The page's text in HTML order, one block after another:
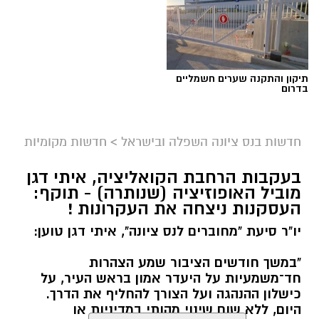
תיקון והתקנה שערים חשמליים
בדרום
חדשות בנס ציונה השפלה ובישראל > חדשות מקומיות
בעקבות הרחבת הקואליציה, איתי דגן
מוביל האופוזיציה (שנותרה) - תוקף:
העסקנות ניצחה את העקרונות !
יו"ר סיעת "מחוברים לנס ציונה", איתי דגן טוען:
"במשך חודשים הציבור שמע הצהרות
חד־משמעיות על היעדר אמון בראש העיר, על
כישלון ההנהגה ועל הצורך להחליף את הדרך.
היום, ללא שום שינוי מהותי במדיניות או